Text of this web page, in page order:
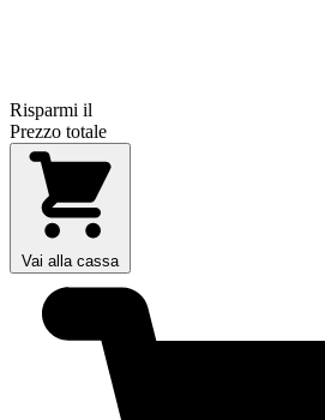
Risparmi il
Prezzo totale
Vai alla cassa